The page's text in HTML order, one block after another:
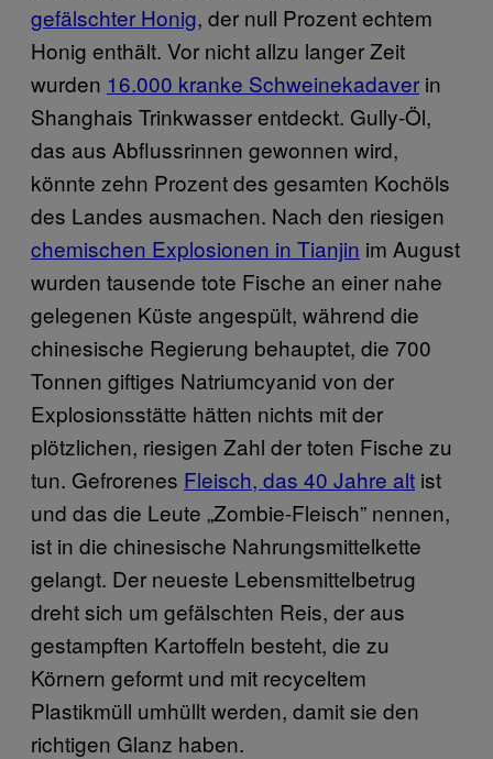
gefälschter Honig, der null Prozent echtem
Honig enthält. Vor nicht allzu langer Zeit
wurden 16.000 kranke Schweinekadaver in
Shanghais Trinkwasser entdeckt. Gully-Öl,
das aus Abflussrinnen gewonnen wird,
könnte zehn Prozent des gesamten Kochöls
des Landes ausmachen. Nach den riesigen
chemischen Explosionen in Tianjin im August
wurden tausende tote Fische an einer nahe
gelegenen Küste angespült, während die
chinesische Regierung behauptet, die 700
Tonnen giftiges Natriumcyanid von der
Explosionsstätte hätten nichts mit der
plötzlichen, riesigen Zahl der toten Fische zu
tun. Gefrorenes Fleisch, das 40 Jahre alt ist
und das die Leute „Zombie-Fleisch” nennen,
ist in die chinesische Nahrungsmittelkette
gelangt. Der neueste Lebensmittelbetrug
dreht sich um gefälschten Reis, der aus
gestampften Kartoffeln besteht, die zu
Körnern geformt und mit recyceltem
Plastikmüll umhüllt werden, damit sie den
richtigen Glanz haben.